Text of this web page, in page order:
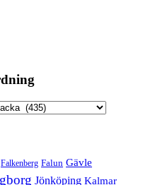
Falkenberg Falun Gävle
Jönköping Kalmar